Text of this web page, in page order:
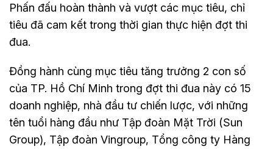
Phấn đấu hoàn thành và vượt các mục tiêu, chỉ
tiêu đã cam kết trong thời gian thực hiện đợt thi
đua.
Đồng hành cùng mục tiêu tăng trưởng 2 con số
của TP. Hồ Chí Minh trong đợt thi đua này có 15
doanh nghiệp, nhà đầu tư chiến lược, với những
tên tuổi hàng đầu như Tập đoàn Mặt Trời (Sun
Group), Tập đoàn Vingroup, Tổng công ty Hàng